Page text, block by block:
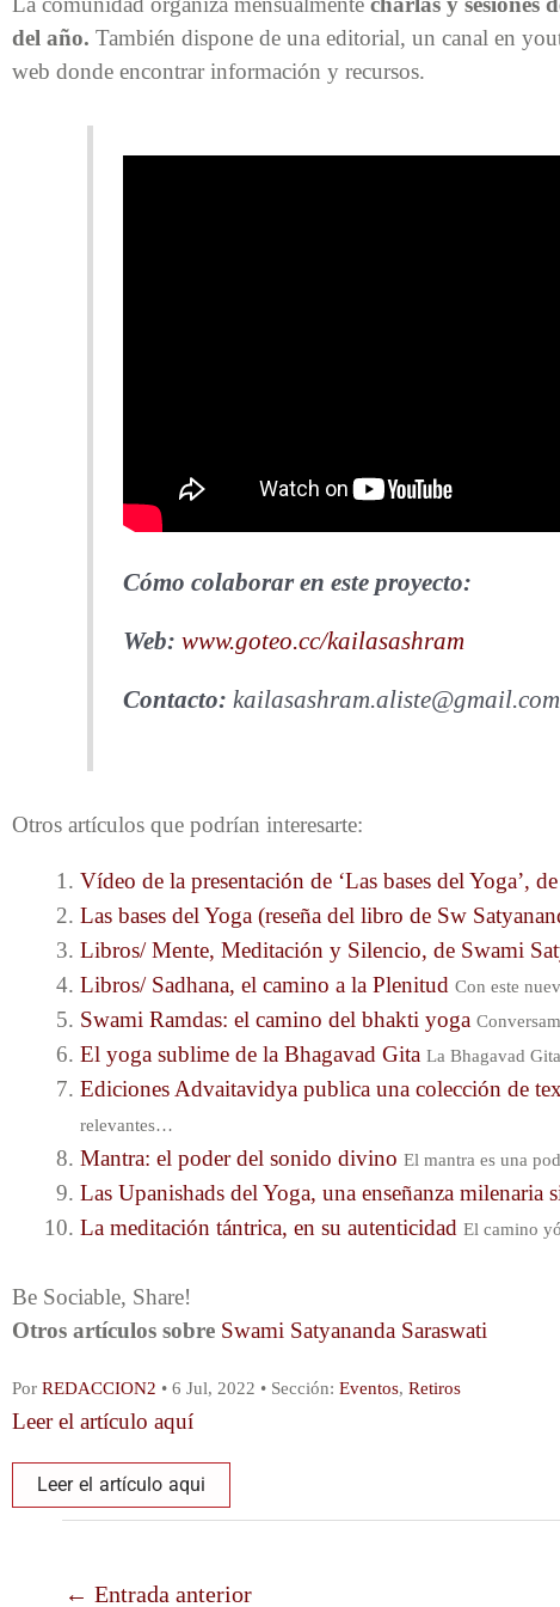
del año. También dispone de una editorial, un canal en
web donde encontrar información y recursos.
Cómo colaborar en este proyecto:
Web: www.goteo.cc/kailasashram
Contacto:
Otros artículos que podrían interesarte:
Vídeo de la presentación de ‘Las bases del Yoga’,
Las bases del Yoga (reseña del libro de Sw
Libros/ Mente, Meditación y Silencio, de Swami
Libros/ Sadhana, el camino a la Plenitud Con este
Swami Ramdas: el camino del bhakti yoga
El yoga sublime de la Bhagavad Gita La Bhagavad
Ediciones Advaitavidya publica una colección de
relevantes…
Mantra: el poder del sonido divino El mantra es una
Las Upanishads del Yoga, una enseñanza milenaria
La meditación tántrica, en su autenticidad El camino
Be Sociable, Share!
Otros artículos sobre Swami Satyananda Saraswati
Por REDACCION2 • 6 Jul, 2022 • Sección: Eventos, Retiros
Leer el artículo aquí
Leer el artículo aqui
← Entrada anterior